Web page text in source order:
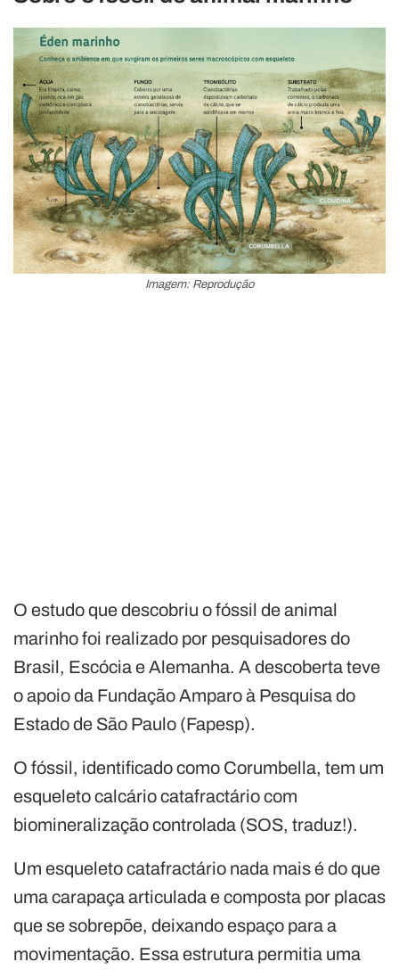
Imagem: Reprodução
O estudo que descobriu o fóssil de animal
marinho foi realizado por pesquisadores do
Brasil, Escócia e Alemanha. A descoberta teve
o apoio da Fundação Amparo à Pesquisa do
Estado de São Paulo (Fapesp).
O fóssil, identificado como Corumbella, tem um
esqueleto calcário catafractário com
biomineralização controlada (SOS, traduz!).
Um esqueleto catafractário nada mais é do que
uma carapaça articulada e composta por placas
que se sobrepõe, deixando espaço para a
movimentação. Essa estrutura permitia uma